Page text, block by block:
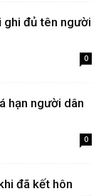
ghi đủ tên người
0
hạn người dân
0
đã kết hôn